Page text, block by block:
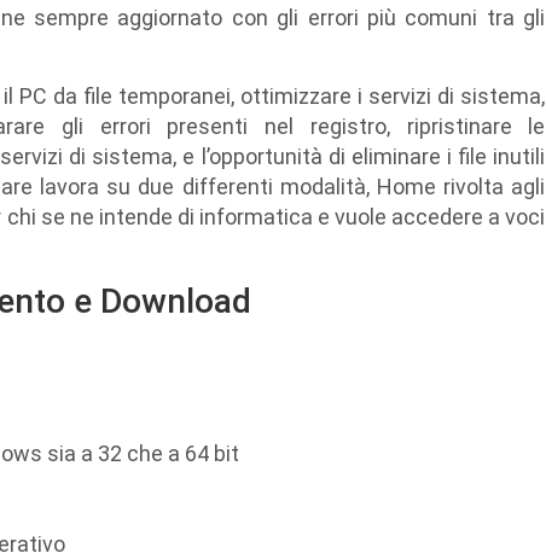
sempre aggiornato con gli errori più comuni tra gli
PC da file temporanei, ottimizzare i servizi di sistema,
gli errori presenti nel registro, ripristinare le
di sistema, e l’opportunità di eliminare i file inutili
lavora su due differenti modalità, Home rivolta agli
se ne intende di informatica e vuole accedere a voci
e Download
sia a 32 che a 64 bit